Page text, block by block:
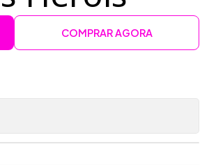
COMPRAR AGORA